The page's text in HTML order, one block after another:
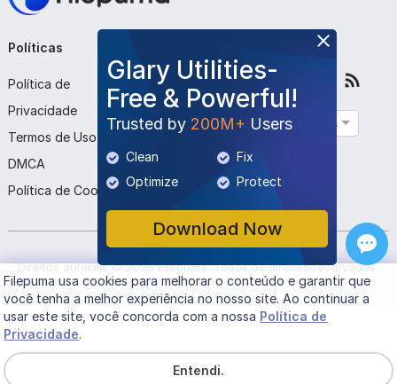
Glary Utilities-
Free & Powerful!
Trusted by 200M+ Users
Clean
Fix
Optimize
Protect
Download Now
Políticas
Política de
Privacidade
Termos de Uso
DMCA
Política de Cookies
Sobre Nós
Contato
Enviar Programa
Siga-nos
Português
Direitos autorais ©2026 Filepuma. Todos os direitos reservados.
Filepumausa cookies para melhorar o conteúdo e garantir que
você tenha a melhor experiência no nosso site. Ao continuar a
usar este site, você concorda com a nossa Política de
Privacidade.
Entendi.